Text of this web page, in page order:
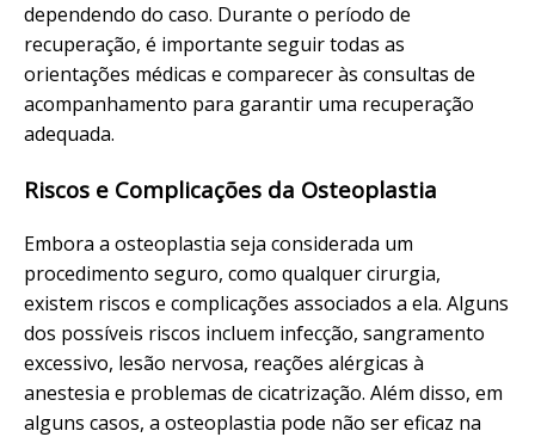
dependendo do caso. Durante o período de
recuperação, é importante seguir todas as
orientações médicas e comparecer às consultas de
acompanhamento para garantir uma recuperação
adequada.
Riscos e Complicações da Osteoplastia
Embora a osteoplastia seja considerada um
procedimento seguro, como qualquer cirurgia,
existem riscos e complicações associados a ela. Alguns
dos possíveis riscos incluem infecção, sangramento
excessivo, lesão nervosa, reações alérgicas à
anestesia e problemas de cicatrização. Além disso, em
alguns casos, a osteoplastia pode não ser eficaz na